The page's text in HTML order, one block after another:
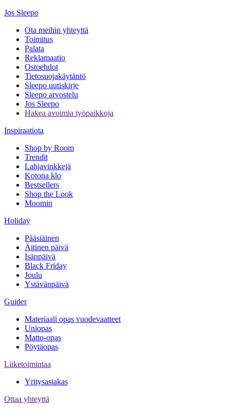
Jos Sleepo
Ota meihin yhteyttä
Toimitus
Palata
Reklamaatio
Ostoehdot
Tietosuojakäytäntö
Sleepo uutiskirje
Sleepo arvostelu
Jos Sleepo
Hakea avoimia työpaikkoja
Inspiraatiota
Shop by Room
Trendit
Lahjavinkkejä
Kotona klo
Bestsellers
Shop the Look
Moomin
Holiday
Pääsiäinen
Äitinen päivä
Isänpäivä
Black Friday
Joulu
Ystävänpäivä
Guider
Materiaali opas vuodevaatteet
Uniopas
Matto-opas
Pöytäopas
Liiketoimintaa
Yritysasiakas
Ottaa yhteyttä